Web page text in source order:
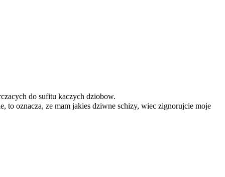
do sufitu kaczych dziobow.
to oznacza, ze mam jakies dziwne schizy, wiec zignorujcie moje